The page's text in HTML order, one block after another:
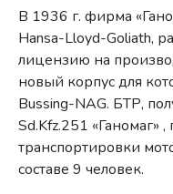
В 1936 г. фирма
Hansa-Lloyd-Goliath,
лицензию на
новый корпус для
Bussing-NAG. БТР,
Sd.Kfz.251 «Ганомаг»
транспортировки
составе 9 человек.